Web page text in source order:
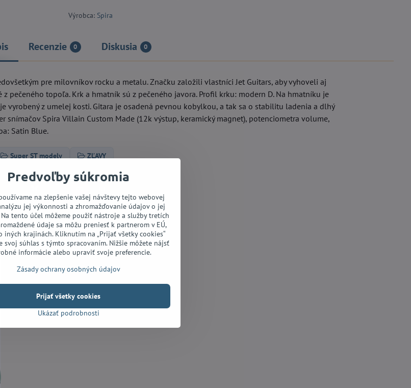
Výrobca: Spira
Recenzie 0 Diskusia 0
pre milovníkov rocku a metalu. Značku založili vlastníci Jet Guitars, aby vyhoveli aj
pečeného topoľa. Krk a hmatník sú z pečeného javora. Profil krku: modern D. Na hmatníku je
vyrobený z umelej kosti. Gitara je osadená pevnou kobylkou, a tak sa o stabilitu ladenia a dlhý
snímačov Spira Villain Custom Made (12k výstup, keramický magnet), potenciometra volume,
Satin Blue.
Super ST modely ZĽAVY
mail
Predvoľby súkromia
na zlepšenie vašej návštevy tejto webovej
jej výkonnosti a zhromažďovanie údajov o jej
tento účel môžeme použiť nástroje a služby tretích
údaje sa môžu preniesť k partnerom v EÚ,
iných krajinách. Kliknutím na „Prijať všetky cookies“
svoj súhlas s týmto spracovaním. Nižšie môžete nájsť
informácie alebo upraviť svoje preferencie.
Zásady ochrany osobných údajov
Ukázať podrobnosti
Prijať všetky cookies